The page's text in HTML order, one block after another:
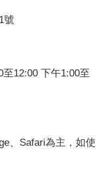
號
至12:00 下午1:00至
、Safari為主，如使